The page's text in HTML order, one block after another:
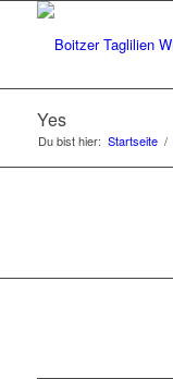
Yes
Du bist hier: Startseite /